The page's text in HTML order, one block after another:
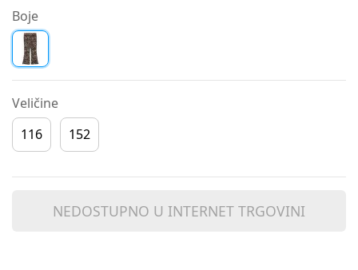
Boje
Veličine
116
152
NEDOSTUPNO U INTERNET TRGOVINI